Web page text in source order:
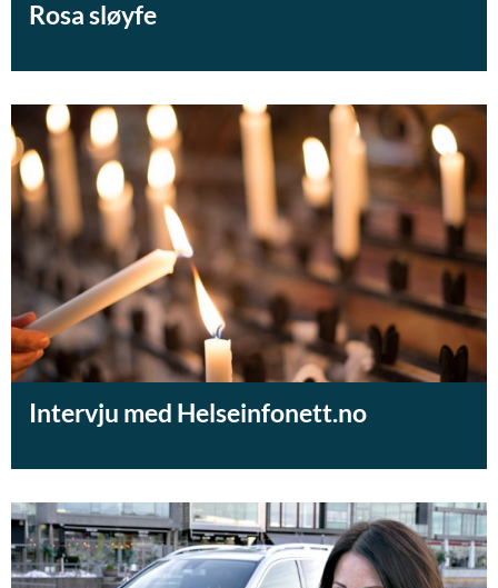
Rosa sløyfe
Intervju med Helseinfonett.no